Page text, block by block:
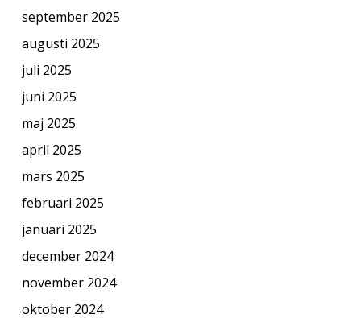
september 2025
augusti 2025
juli 2025
juni 2025
maj 2025
april 2025
mars 2025
februari 2025
januari 2025
december 2024
november 2024
oktober 2024